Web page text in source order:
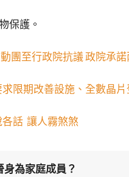
保護。
團至行政院抗議 政院承
限期改善設施、全數晶
話 讓人霧煞煞
為家庭成員？